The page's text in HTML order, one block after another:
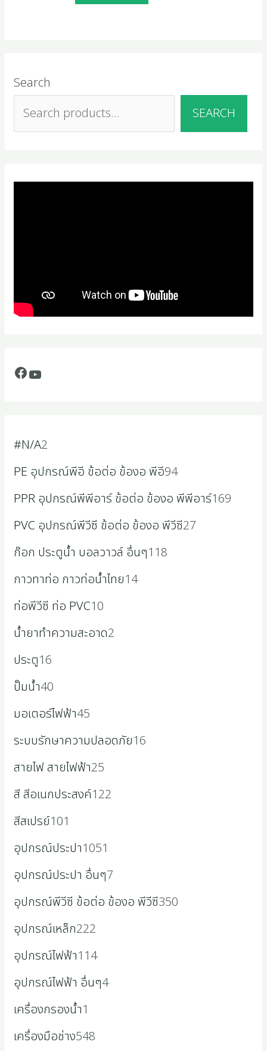
Search
SEARCH
#N/A2
PE อุปกรณ์พีอี ข้อต่อ ข้องอ พีอี94
PPR อุปกรณ์พีพีอาร์ ข้อต่อ ข้องอ พีพีอาร์169
PVC อุปกรณ์พีวีซี ข้อต่อ ข้องอ พีวีซี27
ก๊อก ประตูน้ำ บอลวาวล์ อื่นๆ118
กาวทาท่อ กาวท่อน้ำไทย14
ท่อพีวีซี ท่อ PVC10
น้ำยาทำความสะอาด2
ประตู16
ปั๊มน้ำ40
มอเตอร์ไฟฟ้า45
ระบบรักษาความปลอดภัย16
สายไฟ สายไฟฟ้า25
สี สีอเนกประสงค์122
สีสเปรย์101
อุปกรณ์ประปา1051
อุปกรณ์ประปา อื่นๆ7
อุปกรณ์พีวีซี ข้อต่อ ข้องอ พีวีซี350
อุปกรณ์เหล็ก222
อุปกรณ์ไฟฟ้า114
อุปกรณ์ไฟฟ้า อื่นๆ4
เครื่องกรองน้ำ1
เครื่องมือช่าง548